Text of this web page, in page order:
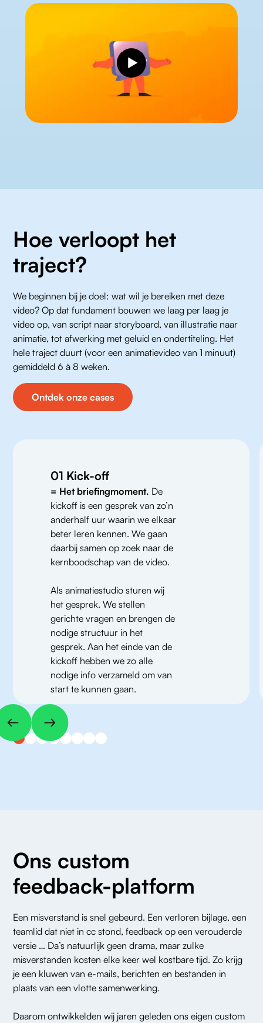
Hoe verloopt het
traject?
We beginnen bij je doel: wat wil je bereiken met deze
video? Op dat fundament bouwen we laag per laag je
video op, van script naar storyboard, van illustratie naar
animatie, tot afwerking met geluid en ondertiteling. Het
hele traject duurt (voor een animatievideo van 1 minuut)
gemiddeld 6 à 8 weken.
Ontdek onze cases
01 Kick-off
= Het briefingmoment. De
kickoff is een gesprek van zo’n
anderhalf uur waarin we elkaar
beter leren kennen. We gaan
daarbij samen op zoek naar de
kernboodschap van de video.
Als animatiestudio sturen wij
het gesprek. We stellen
gerichte vragen en brengen de
nodige structuur in het
gesprek. Aan het einde van de
kickoff hebben we zo alle
nodige info verzameld om van
start te kunnen gaan.
Ons custom
feedback-platform
Een misverstand is snel gebeurd. Een verloren bijlage, een
teamlid dat niet in cc stond, feedback op een verouderde
versie … Da’s natuurlijk geen drama, maar zulke
misverstanden kosten elke keer wel kostbare tijd. Zo krijg
je een kluwen van e-mails, berichten en bestanden in
plaats van een vlotte samenwerking.
Daarom ontwikkelden wij jaren geleden ons eigen custom